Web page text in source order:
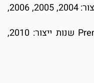
סובארו אאוטבק 3.0 אוטו’ שנות ייצור: 2004, 2005, 2006,
סובארו אאוטבק 3.6 אוטו’ Premium שנות ייצור: 2010,